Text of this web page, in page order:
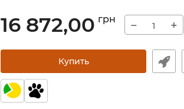
16 872,00 грн − +
Купить